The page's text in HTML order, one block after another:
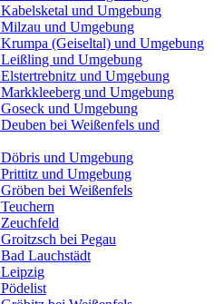
und Umgebung
und Umgebung
(Geiseltal) und Umgebung
und Umgebung
und Umgebung
und Umgebung
und Umgebung
bei Weißenfels und
und Umgebung
und Umgebung
bei Weißenfels
bei Pegau
Lauchstädt